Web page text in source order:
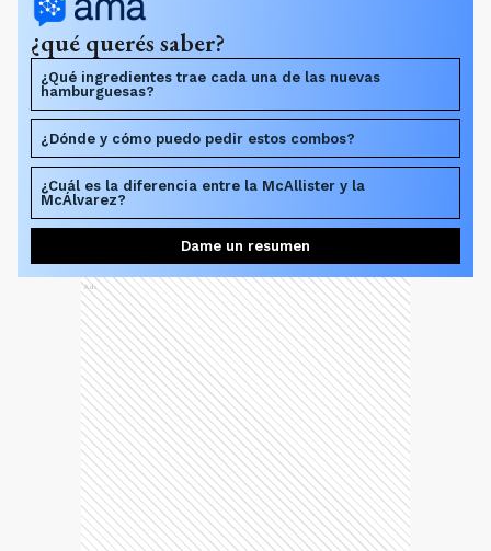
¿qué querés saber?
¿Qué ingredientes trae cada una de las nuevas
hamburguesas?
¿Dónde y cómo puedo pedir estos combos?
¿Cuál es la diferencia entre la McAllister y la
McÁlvarez?
Dame un resumen
Ads